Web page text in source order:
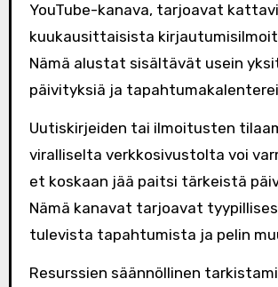
YouTube-kanava, tarjoavat
kuukausittaisista
Nämä alustat sisältävät usein
päivityksiä ja
Uutiskirjeiden tai ilmoitusten
viralliselta verkkosivustolta voi
et koskaan jää paitsi tärkeistä
Nämä kanavat tarjoavat
tulevista tapahtumista ja pelin
Resurssien säännöllinen